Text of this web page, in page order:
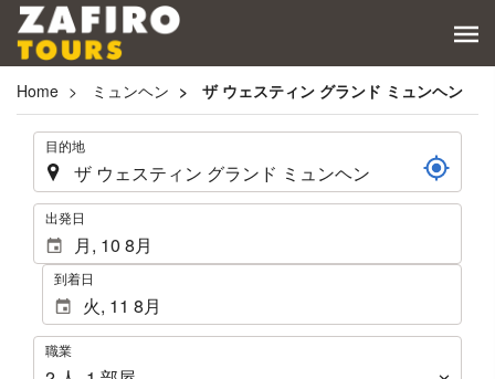
Home ミュンヘン ザ ウェスティン グランド ミュンヘン
. 目的地
. 出発日
到着日
職
業
職業